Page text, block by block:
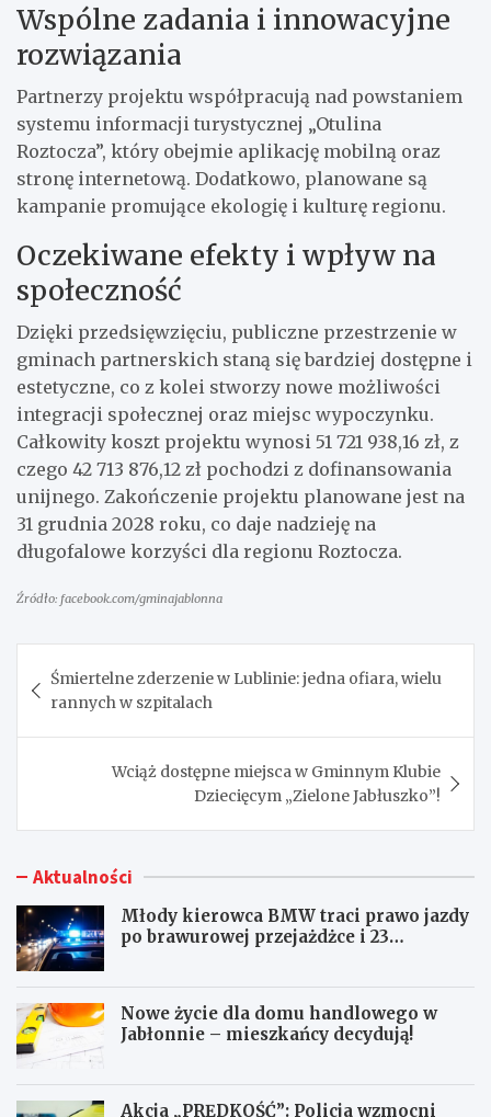
Wspólne zadania i innowacyjne
rozwiązania
Partnerzy projektu współpracują nad powstaniem
systemu informacji turystycznej „Otulina
Roztocza”, który obejmie aplikację mobilną oraz
stronę internetową. Dodatkowo, planowane są
kampanie promujące ekologię i kulturę regionu.
Oczekiwane efekty i wpływ na
społeczność
Dzięki przedsięwzięciu, publiczne przestrzenie w
gminach partnerskich staną się bardziej dostępne i
estetyczne, co z kolei stworzy nowe możliwości
integracji społecznej oraz miejsc wypoczynku.
Całkowity koszt projektu wynosi 51 721 938,16 zł, z
czego 42 713 876,12 zł pochodzi z dofinansowania
unijnego. Zakończenie projektu planowane jest na
31 grudnia 2028 roku, co daje nadzieję na
długofalowe korzyści dla regionu Roztocza.
Źródło: facebook.com/gminajablonna
Nawigacja
wpisu
Śmiertelne zderzenie w Lublinie: jedna ofiara, wielu
rannych w szpitalach
Wciąż dostępne miejsca w Gminnym Klubie
Dziecięcym „Zielone Jabłuszko”!
Aktualności
Młody kierowca BMW traci prawo jazdy
po brawurowej przejażdżce i 23
Nowe życie dla domu handlowego w
Jabłonnie – mieszkańcy decydują!
Akcja „PRĘDKOŚĆ”: Policja wzmocni